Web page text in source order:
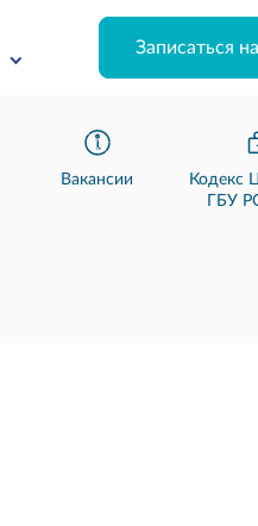
Вакансии
Кодекс
ГБУ
Записаться